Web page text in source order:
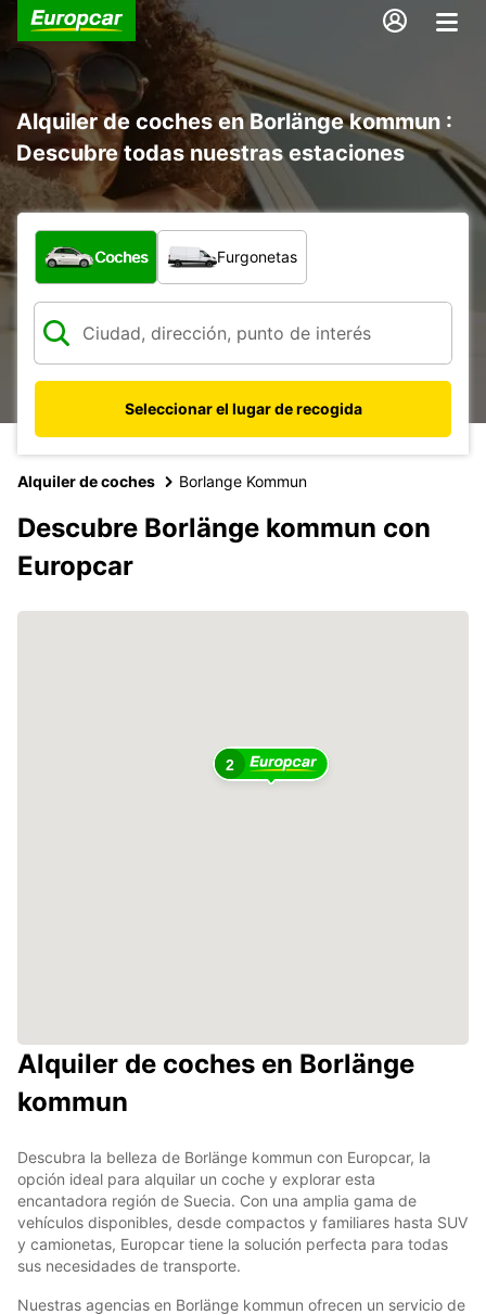
Alquiler de coches en Borlänge kommun :
Descubre todas nuestras estaciones
¿Qué tipo de vehículo?
Coches Furgonetas
Seleccionar el lugar de recogida
Alquiler de coches Borlange Kommun
Descubre Borlänge kommun con
Europcar
2
Alquiler de coches en Borlänge
kommun
Descubra la belleza de Borlänge kommun con Europcar, la
opción ideal para alquilar un coche y explorar esta
encantadora región de Suecia. Con una amplia gama de
vehículos disponibles, desde compactos y familiares hasta SUV
y camionetas, Europcar tiene la solución perfecta para todas
sus necesidades de transporte.
Nuestras agencias en Borlänge kommun ofrecen un servicio de